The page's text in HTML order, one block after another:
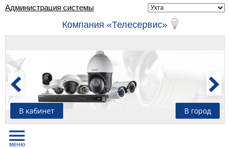
Администрация системы
Компания «Телесервис»
В кабинет В город